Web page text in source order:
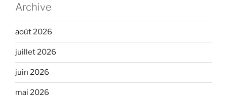
Archive
août 2026
juillet 2026
juin 2026
mai 2026